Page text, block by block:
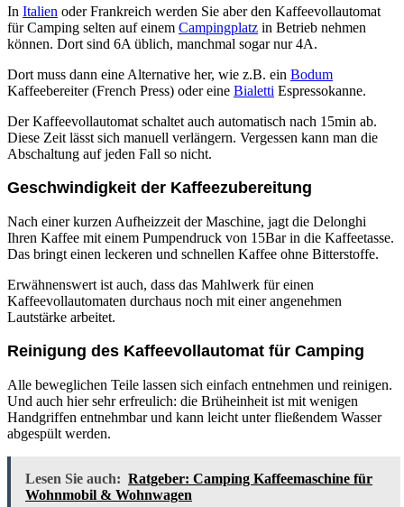
In Italien oder Frankreich werden Sie aber den Kaffeevollautomat
für Camping selten auf einem Campingplatz in Betrieb nehmen
können. Dort sind 6A üblich, manchmal sogar nur 4A.
Dort muss dann eine Alternative her, wie z.B. ein Bodum
Kaffeebereiter (French Press) oder eine Bialetti Espressokanne.
Der Kaffeevollautomat schaltet auch automatisch nach 15min ab.
Diese Zeit lässt sich manuell verlängern. Vergessen kann man die
Abschaltung auf jeden Fall so nicht.
Geschwindigkeit der Kaffeezubereitung
Nach einer kurzen Aufheizzeit der Maschine, jagt die Delonghi
Ihren Kaffee mit einem Pumpendruck von 15Bar in die Kaffeetasse.
Das bringt einen leckeren und schnellen Kaffee ohne Bitterstoffe.
Erwähnenswert ist auch, dass das Mahlwerk für einen
Kaffeevollautomaten durchaus noch mit einer angenehmen
Lautstärke arbeitet.
Reinigung des Kaffeevollautomat für Camping
Alle beweglichen Teile lassen sich einfach entnehmen und reinigen.
Und auch hier sehr erfreulich: die Brüheinheit ist mit wenigen
Handgriffen entnehmbar und kann leicht unter fließendem Wasser
abgespült werden.
Lesen Sie auch: Ratgeber: Camping Kaffeemaschine für
Wohnmobil & Wohnwagen